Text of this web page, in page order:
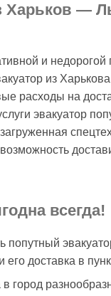
Харьков —
и недорогой
из
расходы на
эвакуатор
всегда!
доставка в
город